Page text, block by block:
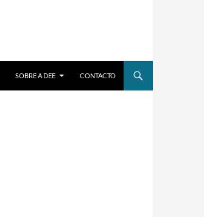
SOBRE A DEE CONTACTO